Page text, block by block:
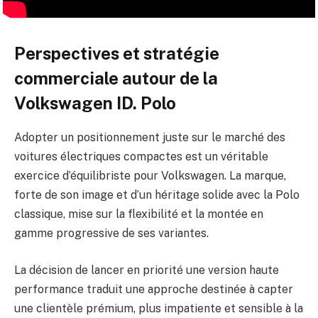
Perspectives et stratégie
commerciale autour de la
Volkswagen ID. Polo
Adopter un positionnement juste sur le marché des
voitures électriques compactes est un véritable
exercice d’équilibriste pour Volkswagen. La marque,
forte de son image et d’un héritage solide avec la Polo
classique, mise sur la flexibilité et la montée en
gamme progressive de ses variantes.
La décision de lancer en priorité une version haute
performance traduit une approche destinée à capter
une clientèle prémium, plus impatiente et sensible à la